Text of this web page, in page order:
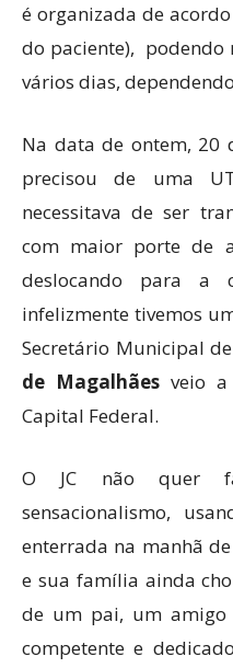
é organizada de
do paciente), podendo
vários dias,
Na data de ontem, 20
precisou de uma
necessitava de ser
com maior porte de
deslocando para a
infelizmente tivemos
Secretário Municipal
de Magalhães veio
Capital Federal.
O JC não quer
sensacionalismo,
enterrada na manhã
e sua família ainda
de um pai, um
competente e